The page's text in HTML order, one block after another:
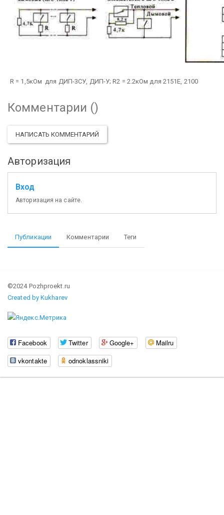
R = 1,5кОм для ДИП-3СУ, ДИП-У; R2 = 2.2кОм для 2151E, 2100
Комментарии ()
НАПИСАТЬ КОММЕНТАРИЙ
Авторизация
Вход
Авторизация на сайте.
Публикации Комментарии Теги
©2024 Pozhproekt.ru
Created by Kukharev
Facebook Twitter Google+
Mailru
vkontakte
odnoklassniki